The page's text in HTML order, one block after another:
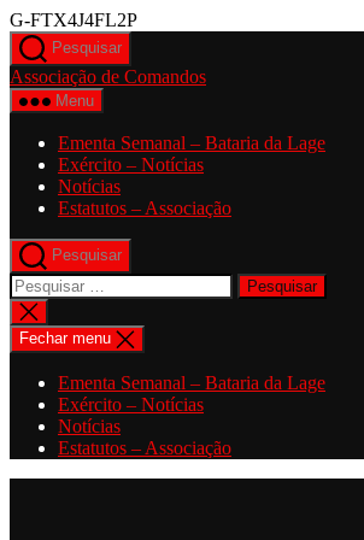
G-FTX4J4FL2PSaltar
conteúdo
Pesquisar
Associação de Comandos
Menu
Ementa Semanal – Bataria da Lage
Exército – Notícias
Notícias
Estatutos – Associação
Pesquisar
Pesquisar
por:
Fechar
pesquisa
Fechar menu
Ementa Semanal – Bataria da Lage
Exército – Notícias
Notícias
Estatutos – Associação